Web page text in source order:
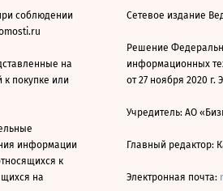
соблюдении
на
покупке или
информации
к
на
Сетевое издание
Решение
информационных
от 27 ноября 2020 г.
Учредитель: АО
Главный редактор:
Электронная почта: